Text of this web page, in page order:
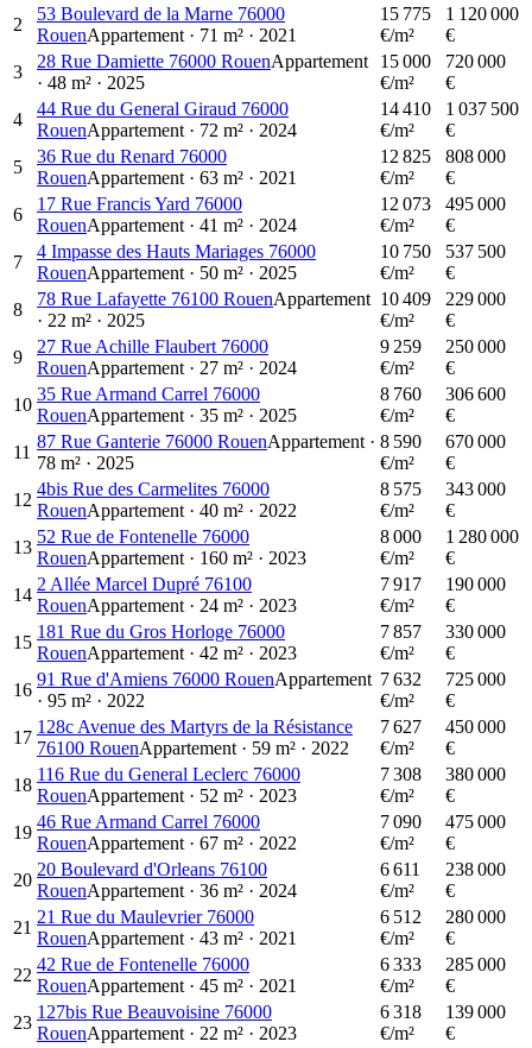
2
53 Boulevard de la Marne 76000
RouenAppartement · 71 m² · 2021
15 775
€/m²
1 120 000
€
3
28 Rue Damiette 76000 RouenAppartement
· 48 m² · 2025
15 000
€/m²
720 000
€
4
44 Rue du General Giraud 76000
RouenAppartement · 72 m² · 2024
14 410
€/m²
1 037 500
€
5
36 Rue du Renard 76000
RouenAppartement · 63 m² · 2021
12 825
€/m²
808 000
€
6
17 Rue Francis Yard 76000
RouenAppartement · 41 m² · 2024
12 073
€/m²
495 000
€
7
4 Impasse des Hauts Mariages 76000
RouenAppartement · 50 m² · 2025
10 750
€/m²
537 500
€
8
78 Rue Lafayette 76100 RouenAppartement
· 22 m² · 2025
10 409
€/m²
229 000
€
9
27 Rue Achille Flaubert 76000
RouenAppartement · 27 m² · 2024
9 259
€/m²
250 000
€
10
35 Rue Armand Carrel 76000
RouenAppartement · 35 m² · 2025
8 760
€/m²
306 600
€
11
87 Rue Ganterie 76000 RouenAppartement ·
78 m² · 2025
8 590
€/m²
670 000
€
12
4bis Rue des Carmelites 76000
RouenAppartement · 40 m² · 2022
8 575
€/m²
343 000
€
13
52 Rue de Fontenelle 76000
RouenAppartement · 160 m² · 2023
8 000
€/m²
1 280 000
€
14
2 Allée Marcel Dupré 76100
RouenAppartement · 24 m² · 2023
7 917
€/m²
190 000
€
15
181 Rue du Gros Horloge 76000
RouenAppartement · 42 m² · 2023
7 857
€/m²
330 000
€
16
91 Rue d'Amiens 76000 RouenAppartement
· 95 m² · 2022
7 632
€/m²
725 000
€
17
128c Avenue des Martyrs de la Résistance
76100 RouenAppartement · 59 m² · 2022
7 627
€/m²
450 000
€
18
116 Rue du General Leclerc 76000
RouenAppartement · 52 m² · 2023
7 308
€/m²
380 000
€
19
46 Rue Armand Carrel 76000
RouenAppartement · 67 m² · 2022
7 090
€/m²
475 000
€
20
20 Boulevard d'Orleans 76100
RouenAppartement · 36 m² · 2024
6 611
€/m²
238 000
€
21
21 Rue du Maulevrier 76000
RouenAppartement · 43 m² · 2021
6 512
€/m²
280 000
€
22
42 Rue de Fontenelle 76000
RouenAppartement · 45 m² · 2021
6 333
€/m²
285 000
€
23
127bis Rue Beauvoisine 76000
RouenAppartement · 22 m² · 2023
6 318
€/m²
139 000
€